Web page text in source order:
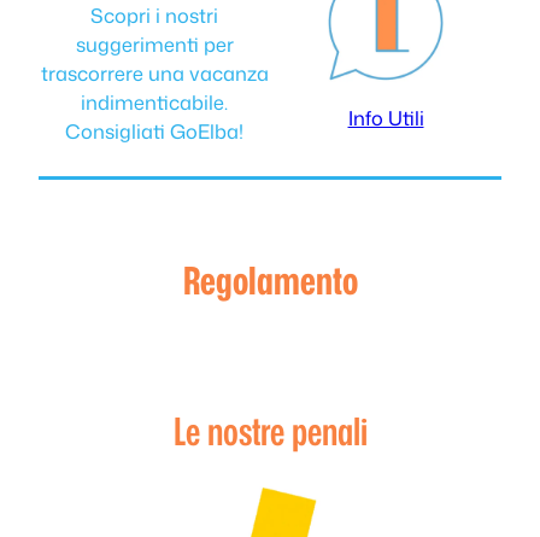
Scopri i nostri
suggerimenti per
trascorrere una vacanza
indimenticabile.
Consigliati GoElba!
Info Utili
Regolamento
Le nostre penali